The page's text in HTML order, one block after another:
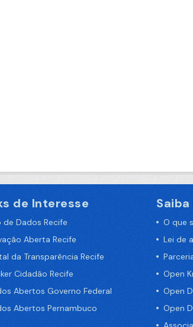
de Interesse
de Dados Recife
Aberta Recife
da Transparência Recife
Cidadão Recife
Abertos Governo Federal
Abertos Pernambuco
O que
Lei de
Open
Open
Open